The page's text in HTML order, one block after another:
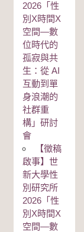
2026「性
別Χ時間Χ
空間—數
位時代的
孤寂與共
生：從 AI
互動到單
身浪潮的
社群重
構」研討
會
【徵稿
啟事】世
新大學性
別研究所
2026「性
別Χ時間Χ
空間—數